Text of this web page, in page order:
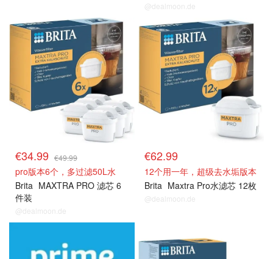
@dealmoon.de
€34.99 €49.99
pro版本6个，多过滤50L水
Brita MAXTRA PRO 滤芯 6
件装
@dealmoon.de
€62.99
12个用一年，超级去水垢版本
Brita Maxtra Pro水滤芯 12枚
@dealmoon.de